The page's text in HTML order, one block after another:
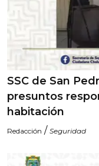
SSC de San
presuntos
habitación
Redacción / Seguridad